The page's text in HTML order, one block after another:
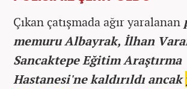
Çıkan çatışmada ağır yaralanan
memuru Albayrak, İlhan
Sancaktepe Eğitim Araştırma
Hastanesi'ne kaldırıldı ancak